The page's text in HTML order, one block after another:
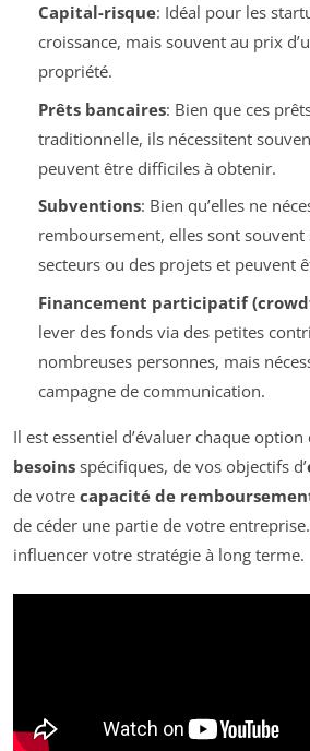
Capital-risque: Idéal pour les
croissance, mais souvent au prix
propriété.
Prêts bancaires: Bien que ces
traditionnelle, ils nécessitent
peuvent être difficiles à obtenir.
Subventions: Bien qu’elles ne
remboursement, elles sont souvent
secteurs ou des projets et peuvent
Financement participatif
lever des fonds via des petites
nombreuses personnes, mais
campagne de communication.
Il est essentiel d’évaluer chaque
besoins spécifiques, de vos objectifs d’
de votre capacité de
de céder une partie de votre
influencer votre stratégie à long terme.